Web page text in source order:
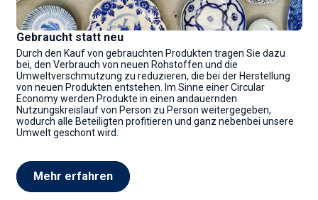
Gebraucht statt neu
Durch den Kauf von gebrauchten Produkten tragen Sie dazu
bei, den Verbrauch von neuen Rohstoffen und die
Umweltverschmutzung zu reduzieren, die bei der Herstellung
von neuen Produkten entstehen. Im Sinne einer Circular
Economy werden Produkte in einen andauernden
Nutzungskreislauf von Person zu Person weitergegeben,
wodurch alle Beteiligten profitieren und ganz nebenbei unsere
Umwelt geschont wird.
Mehr erfahren